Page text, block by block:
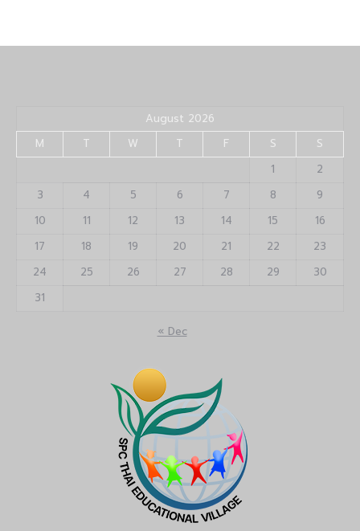
August 2026
M
T W T F S
S
1
2
3
4 5 6 7 8
9
10
11 12 13 14 15
16
17
18 19 20 21 22
23
24
25 26 27 28 29
30
31
« Dec